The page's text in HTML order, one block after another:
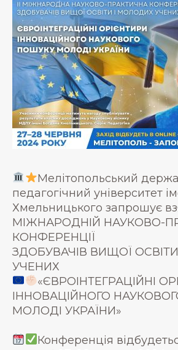
Мелітопольський
педагогічний університет
Хмельницького запрошує
МІЖНАРОДНІЙ НАУКОВО-
КОНФЕРЕНЦІЇ
ЗДОБУВАЧІВ ВИЩОЇ
УЧЕНИХ
«ЄВРОІНТЕГРАЦІЙНІ
ІННОВАЦІЙНОГО
МОЛОДІ УКРАЇНИ»
Конференція